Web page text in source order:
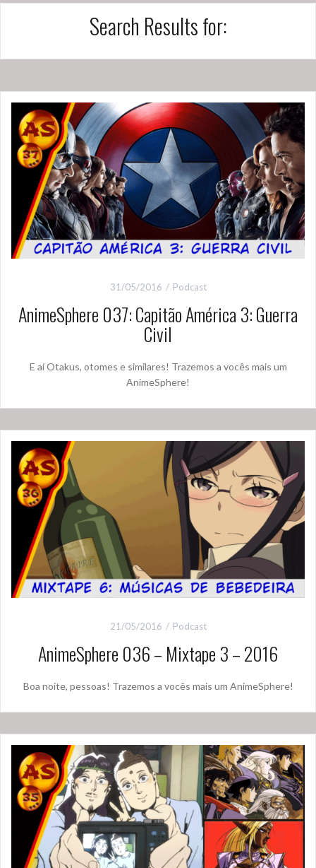
Search Results for:
31/05/2016 Podcast
AnimeSphere 037: Capitão América 3: Guerra
Civil
E aí Otakus, otomes e similares! Trazemos a vocês mais um
AnimeSphere!
21/05/2016 Podcast
AnimeSphere 036 – Mixtape 3 – 2016
Boa noite, pessoas! Trazemos a vocês mais um AnimeSphere!